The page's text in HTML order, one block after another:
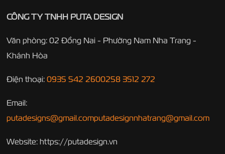
CÔNG TY TNHH PUTA DESIGN
Văn phòng: 02 Đồng Nai - Phường Nam Nha Trang -
Khánh Hòa
Điện thoại: 0935 542 2600258 3512 272
Email:
putadesigns@gmail.computadesignnhatrang@gmail.com
Website: https://putadesign.vn